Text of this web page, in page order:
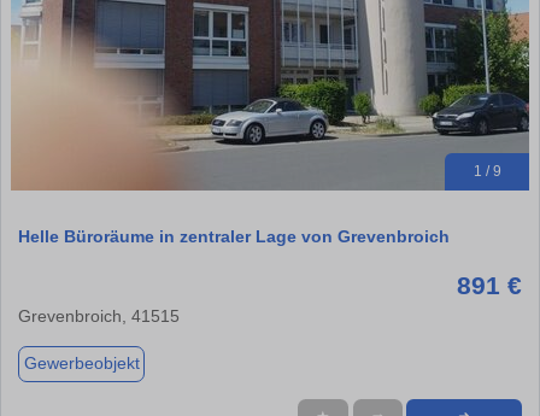
1 / 9
Helle Büroräume in zentraler Lage von Grevenbroich
891 €
Grevenbroich, 41515
Gewerbeobjekt